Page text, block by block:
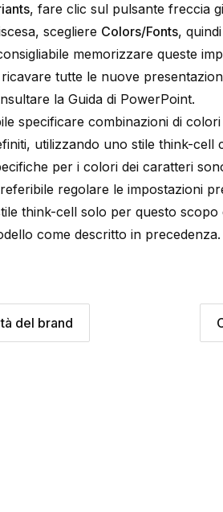
, fare clic sul pulsante freccia
scegliere Colors/Fonts, quindi
memorizzare queste
tutte le nuove
la Guida di PowerPoint.
specificare combinazioni di
utilizzando uno stilethink-cell
per i colori dei caratteri
regolare le impostazioni
think-cell solo per questo scopo
come descritto in precedenza.
del brand